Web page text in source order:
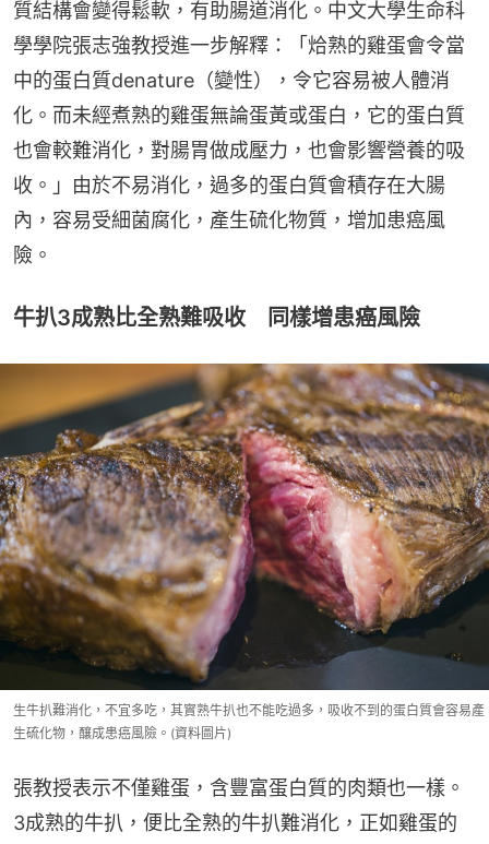
質結構會變得鬆軟，有助腸道消化。中文大學生命科
學學院張志強教授進一步解釋：「烚熟的雞蛋會令當
中的蛋白質denature（變性），令它容易被人體消
化。而未經煮熟的雞蛋無論蛋黃或蛋白，它的蛋白質
也會較難消化，對腸胃做成壓力，也會影響營養的吸
收。」由於不易消化，過多的蛋白質會積存在大腸
內，容易受細菌腐化，產生硫化物質，增加患癌風
險。
牛扒3成熟比全熟難吸收 同樣增患癌風險
生牛扒難消化，不宜多吃，其實熟牛扒也不能吃過多，吸收不到的蛋白質會容易產
生硫化物，釀成患癌風險。(資料圖片)
張教授表示不僅雞蛋，含豐富蛋白質的肉類也一樣。
3成熟的牛扒，便比全熟的牛扒難消化，正如雞蛋的